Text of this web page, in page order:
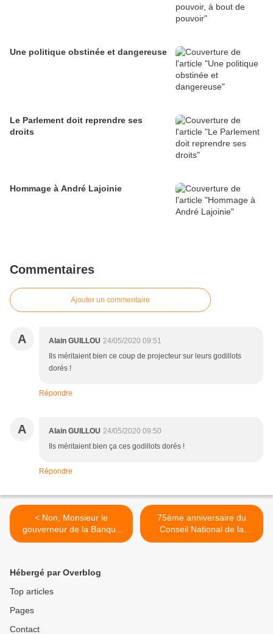
Une politique obstinée et dangereuse
Le Parlement doit reprendre ses
droits
Hommage à André Lajoinie
Commentaires
Ajouter un commentaire
A Alain GUILLOU 24/05/2020 09:51
Ils méritaient bien ce coup de projecteur sur leurs godillots
dorés !
Répondre
A Alain GUILLOU 24/05/2020 09:50
Ils méritaient bien ça ces godillots dorés !
Répondre
< Non, Monsieur le
gouverneur de la Banque
de France, la dette du
75ème anniversaire du
Conseil National de la
Résistance - Lettre ouverte
Hébergé par Overblog
Top articles
Pages
Contact